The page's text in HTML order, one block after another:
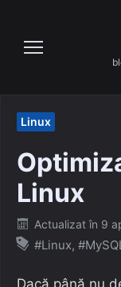
content
Linux
Linux
Posted
on
Actualizat în 9
#Linux,
Dacă până nu